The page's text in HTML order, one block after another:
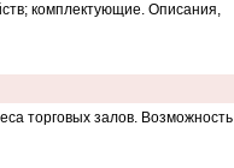
комплектующие. Описания,
торговых залов. Возможность